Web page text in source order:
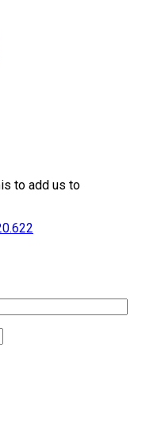
to add us to